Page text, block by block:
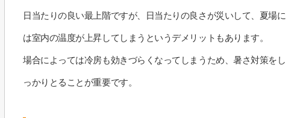
日当たりの良い最上階ですが、日当たりの良さが災いして、夏場に
は室内の温度が上昇してしまうというデメリットもあります。
場合によっては冷房も効きづらくなってしまうため、暑さ対策をし
っかりとることが重要です。